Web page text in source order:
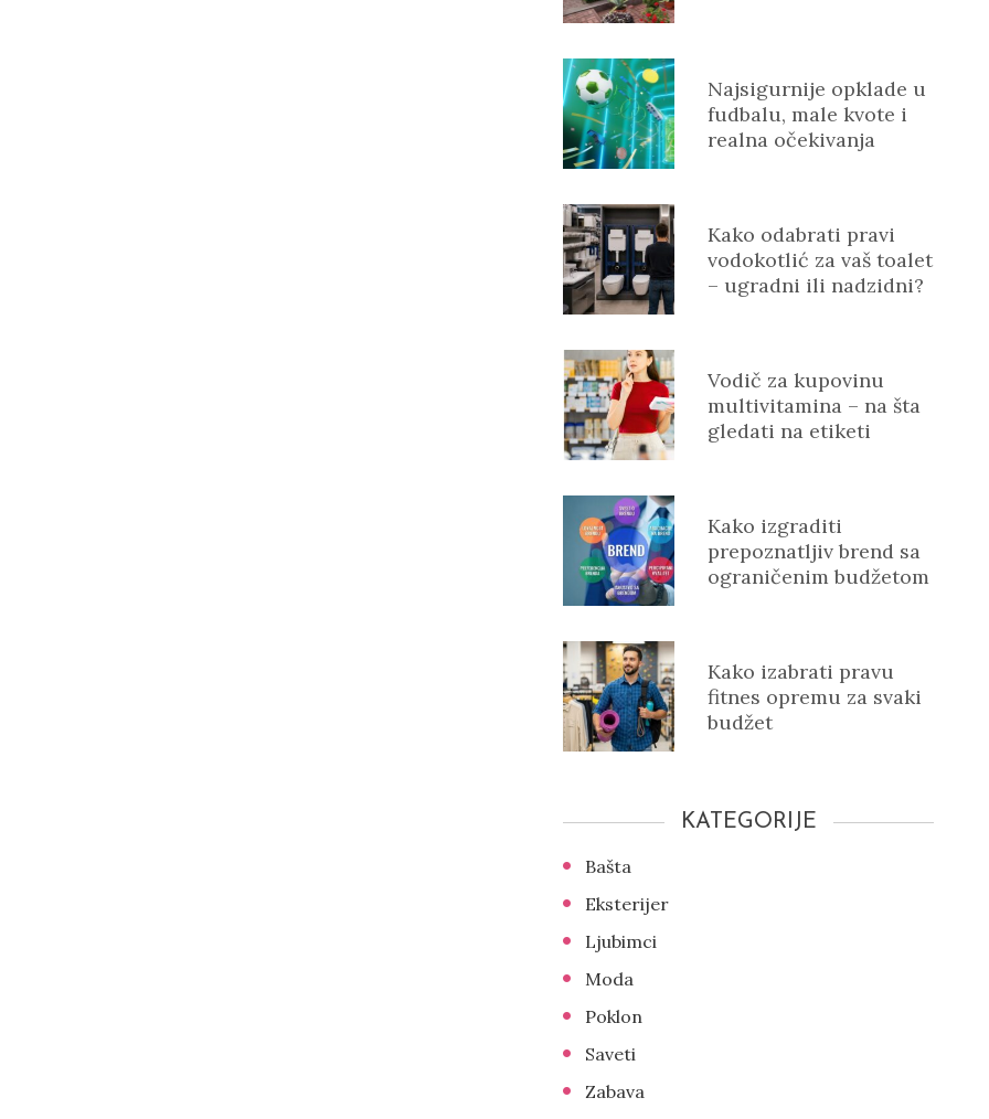
Najsigurnije opklade u
fudbalu, male kvote i
realna očekivanja
Kako odabrati pravi
vodokotlić za vaš toalet
– ugradni ili nadzidni?
Vodič za kupovinu
multivitamina – na šta
gledati na etiketi
Kako izgraditi
prepoznatljiv brend sa
ograničenim budžetom
Kako izabrati pravu
fitnes opremu za svaki
budžet
KATEGORIJE
Bašta
Eksterijer
Ljubimci
Moda
Poklon
Saveti
Zabava